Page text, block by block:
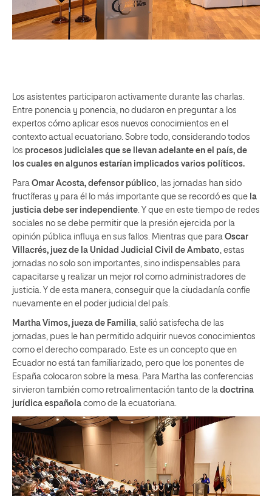
Los asistentes participaron activamente durante las charlas.
Entre ponencia y ponencia, no dudaron en preguntar a los
expertos cómo aplicar esos nuevos conocimientos en el
contexto actual ecuatoriano. Sobre todo, considerando todos
los procesos judiciales que se llevan adelante en el país, de
los cuales en algunos estarían implicados varios políticos.
Para Omar Acosta, defensor público, las jornadas han sido
fructíferas y para él lo más importante que se recordó es que la
justicia debe ser independiente. Y que en este tiempo de redes
sociales no se debe permitir que la presión ejercida por la
opinión pública influya en sus fallos. Mientras que para Oscar
Villacrés, juez de la Unidad Judicial Civil de Ambato, estas
jornadas no solo son importantes, sino indispensables para
capacitarse y realizar un mejor rol como administradores de
justicia. Y de esta manera, conseguir que la ciudadanía confíe
nuevamente en el poder judicial del país.
Martha Vimos, jueza de Familia, salió satisfecha de las
jornadas, pues le han permitido adquirir nuevos conocimientos
como el derecho comparado. Este es un concepto que en
Ecuador no está tan familiarizado, pero que los ponentes de
España colocaron sobre la mesa. Para Martha las conferencias
sirvieron también como retroalimentación tanto de la doctrina
jurídica española como de la ecuatoriana.